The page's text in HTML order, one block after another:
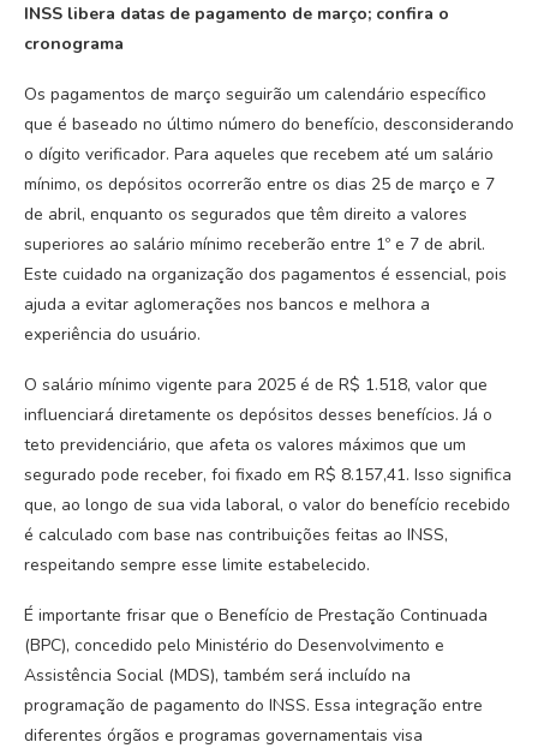
INSS libera datas de pagamento de março; confira o
cronograma
Os pagamentos de março seguirão um calendário específico
que é baseado no último número do benefício, desconsiderando
o dígito verificador. Para aqueles que recebem até um salário
mínimo, os depósitos ocorrerão entre os dias 25 de março e 7
de abril, enquanto os segurados que têm direito a valores
superiores ao salário mínimo receberão entre 1º e 7 de abril.
Este cuidado na organização dos pagamentos é essencial, pois
ajuda a evitar aglomerações nos bancos e melhora a
experiência do usuário.
O salário mínimo vigente para 2025 é de R$ 1.518, valor que
influenciará diretamente os depósitos desses benefícios. Já o
teto previdenciário, que afeta os valores máximos que um
segurado pode receber, foi fixado em R$ 8.157,41. Isso significa
que, ao longo de sua vida laboral, o valor do benefício recebido
é calculado com base nas contribuições feitas ao INSS,
respeitando sempre esse limite estabelecido.
É importante frisar que o Benefício de Prestação Continuada
(BPC), concedido pelo Ministério do Desenvolvimento e
Assistência Social (MDS), também será incluído na
programação de pagamento do INSS. Essa integração entre
diferentes órgãos e programas governamentais visa